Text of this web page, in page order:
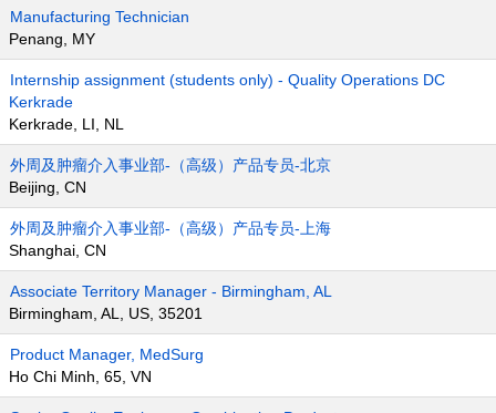
Manufacturing Technician
Penang, MY
Internship assignment (students only) - Quality Operations DC
Kerkrade
Kerkrade, LI, NL
外周及肿瘤介入事业部-（高级）产品专员-北京
Beijing, CN
外周及肿瘤介入事业部-（高级）产品专员-上海
Shanghai, CN
Associate Territory Manager - Birmingham, AL
Birmingham, AL, US, 35201
Product Manager, MedSurg
Ho Chi Minh, 65, VN